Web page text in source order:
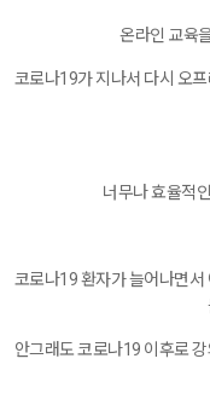
온라인 교육
코로나19가 지나서 다시 오
너무나 효율적
코로나19 환자가 늘어나면서
안그래도 코로나19 이후로